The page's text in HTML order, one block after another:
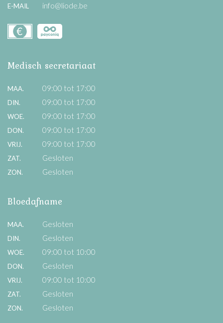
E-MAIL info@liode.be
Medisch secretariaat
MAA. 09:00 tot 17:00
DIN. 09:00 tot 17:00
WOE. 09:00 tot 17:00
DON. 09:00 tot 17:00
VRIJ. 09:00 tot 17:00
ZAT. Gesloten
ZON. Gesloten
Bloedafname
MAA. Gesloten
DIN. Gesloten
WOE. 09:00 tot 10:00
DON. Gesloten
VRIJ. 09:00 tot 10:00
ZAT. Gesloten
ZON. Gesloten